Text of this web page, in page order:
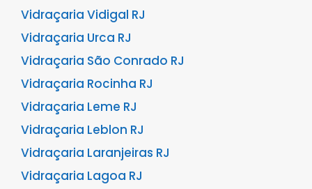
Vidraçaria Vidigal RJ
Vidraçaria Urca RJ
Vidraçaria São Conrado RJ
Vidraçaria Rocinha RJ
Vidraçaria Leme RJ
Vidraçaria Leblon RJ
Vidraçaria Laranjeiras RJ
Vidraçaria Lagoa RJ